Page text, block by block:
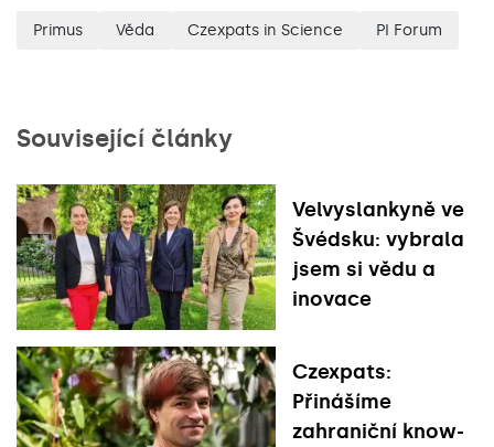
Primus Věda Czexpats in Science PI Forum
Související články
Velvyslankyně ve
Švédsku: vybrala
jsem si vědu a
inovace
Czexpats:
Přinášíme
zahraniční know-